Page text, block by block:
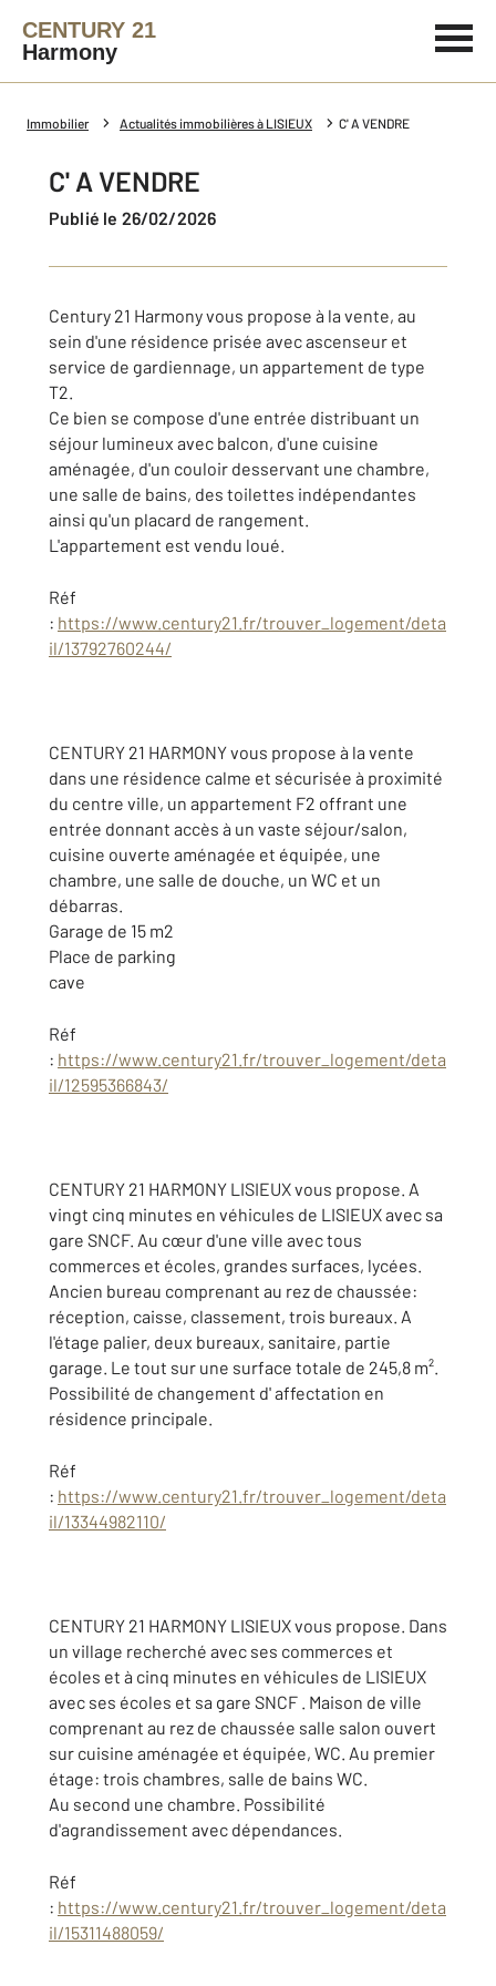
CENTURY 21
Harmony
Immobilier Actualités immobilières à LISIEUX C' A VENDRE
C' A VENDRE
Publié le 26/02/2026
Century 21 Harmony vous propose à la vente, au
sein d'une résidence prisée avec ascenseur et
service de gardiennage, un appartement de type
T2.
Ce bien se compose d'une entrée distribuant un
séjour lumineux avec balcon, d'une cuisine
aménagée, d'un couloir desservant une chambre,
une salle de bains, des toilettes indépendantes
ainsi qu'un placard de rangement.
L'appartement est vendu loué.
Réf
: https://www.century21.fr/trouver_logement/deta
il/13792760244/
CENTURY 21 HARMONY vous propose à la vente
dans une résidence calme et sécurisée à proximité
du centre ville, un appartement F2 offrant une
entrée donnant accès à un vaste séjour/salon,
cuisine ouverte aménagée et équipée, une
chambre, une salle de douche, un WC et un
débarras.
Garage de 15 m2
Place de parking
cave
Réf
: https://www.century21.fr/trouver_logement/deta
il/12595366843/
CENTURY 21 HARMONY LISIEUX vous propose. A
vingt cinq minutes en véhicules de LISIEUX avec sa
gare SNCF. Au cœur d'une ville avec tous
commerces et écoles, grandes surfaces, lycées.
Ancien bureau comprenant au rez de chaussée:
réception, caisse, classement, trois bureaux. A
l'étage palier, deux bureaux, sanitaire, partie
garage. Le tout sur une surface totale de 245,8 m².
Possibilité de changement d' affectation en
résidence principale.
Réf
: https://www.century21.fr/trouver_logement/deta
il/13344982110/
CENTURY 21 HARMONY LISIEUX vous propose. Dans
un village recherché avec ses commerces et
écoles et à cinq minutes en véhicules de LISIEUX
avec ses écoles et sa gare SNCF . Maison de ville
comprenant au rez de chaussée salle salon ouvert
sur cuisine aménagée et équipée, WC. Au premier
étage: trois chambres, salle de bains WC.
Au second une chambre. Possibilité
d'agrandissement avec dépendances.
Réf
: https://www.century21.fr/trouver_logement/deta
il/15311488059/